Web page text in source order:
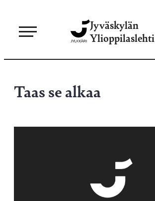
sisältöön
Jyväskylän
Ylioppilaslehti
Taas se alkaa